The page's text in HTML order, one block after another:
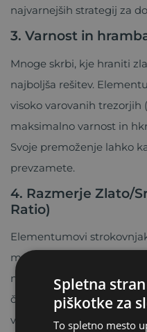
najvarnejših strategij za
3. Varnost in
Mnoge skrbi, kje hraniti
najboljša rešitev.
visoko varovanih trezorjih
maksimalno varnost in
Svoje premoženje lahko
prevzamete.
4. Razmerje Zlato/
Ratio)
Elementumovi
menjavi med kovinami.
na zlato, vam lahko
čimer lahko povečate
vlaganja dodatnega
Spletna
piškotke za
To spletno mesto